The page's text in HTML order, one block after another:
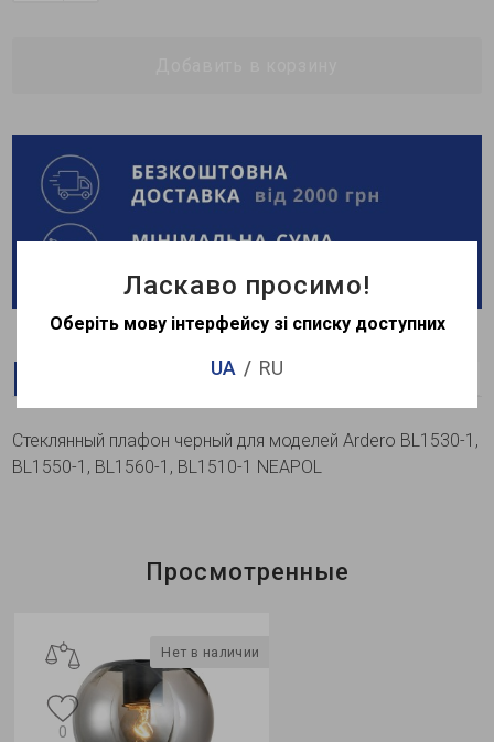
Характеристики
Стеклянный плафон черный для моделей Ardero BL1530-1,
BL1550-1, BL1560-1, BL1510-1 NEAPOL
Просмотренные
Нет в наличии
0
Ласкаво просимо!
Оберіть мову інтерфейсу зі списку доступних
UA RU